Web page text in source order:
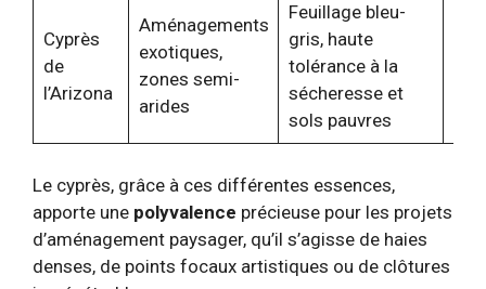
Cyprès
de
l’Arizona
Aménagements
exotiques,
zones semi-
arides
Feuillage bleu-
gris, haute
tolérance à la
sécheresse et
sols pauvres
Le cyprès, grâce à ces différentes essences,
apporte une polyvalence précieuse pour les projets
d’aménagement paysager, qu’il s’agisse de haies
denses, de points focaux artistiques ou de clôtures